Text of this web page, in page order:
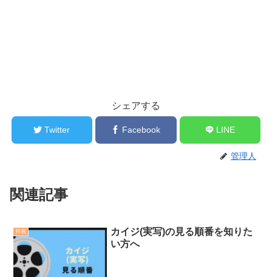
シェアする
Twitter Facebook LINE
管理人
関連記事
邦画
カイジ(実写)の見る順番を知りた
い方へ